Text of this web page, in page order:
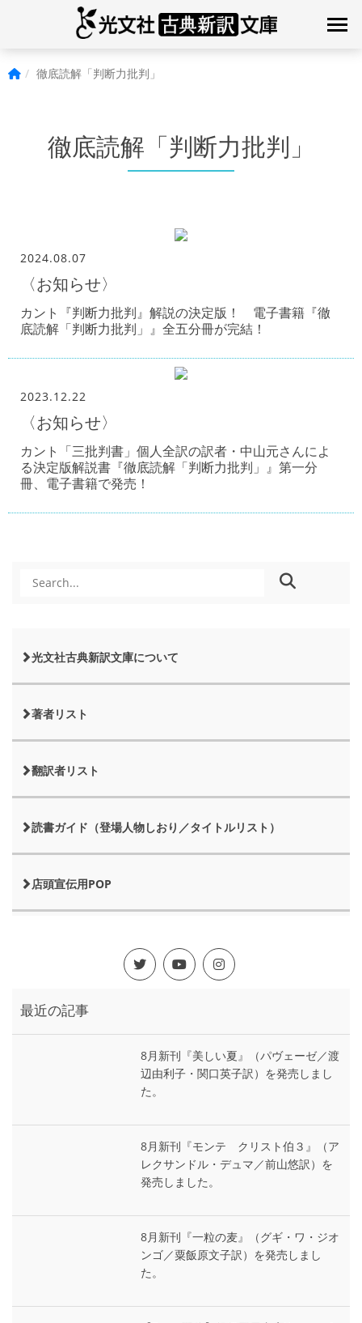
徹底読解「判断力批判」
徹底読解「判断力批判」
2024.08.07
〈お知らせ〉
カント『判断力批判』解説の決定版！ 電子書籍『徹
底読解「判断力批判」』全五分冊が完結！
2023.12.22
〈お知らせ〉
カント「三批判書」個人全訳の訳者・中山元さんによ
る決定版解説書『徹底読解「判断力批判」』第一分
冊、電子書籍で発売！
光文社古典新訳文庫について
著者リスト
翻訳者リスト
読書ガイド（登場人物しおり／タイトルリスト）
店頭宣伝用POP
最近の記事
8月新刊『美しい夏』（パヴェーゼ／渡
辺由利子・関口英子訳）を発売しまし
た。
8月新刊『モンテ゠クリスト伯３』（ア
レクサンドル・デュマ／前山悠訳）を
発売しました。
8月新刊『一粒の麦』（グギ・ワ・ジオ
ンゴ／粟飯原文子訳）を発売しまし
た。